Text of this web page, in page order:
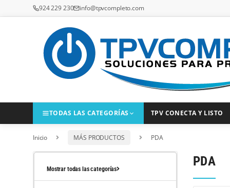
Saltar a la navegación
Saltar al contenido
924 229 230 info@tpvcompleto.com
TODAS LAS CATEGORÍAS TPV CONECTA Y LISTO
Inicio MÁS PRODUCTOS PDA
PDA
Mostrar todas las categorías